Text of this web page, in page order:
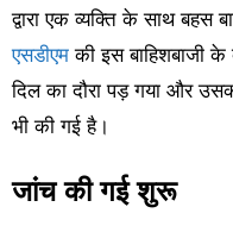
द्वारा एक व्यक्ति के साथ बहस
एसडीएम की इस बाहिशबाजी
दिल का दौरा पड़ गया और
भी की गई है।
जांच की गई शुरू